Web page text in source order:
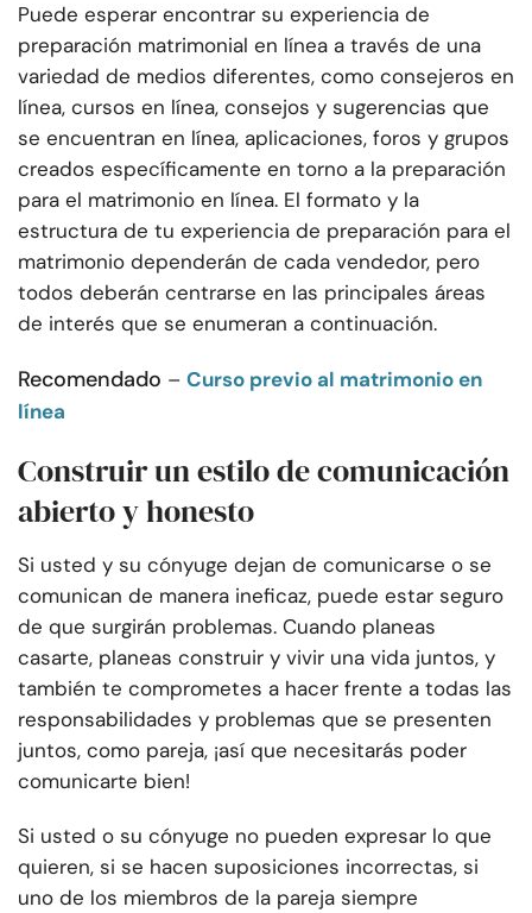
Puede esperar encontrar su experiencia de
preparación matrimonial en línea a través de una
variedad de medios diferentes, como consejeros en
línea, cursos en línea, consejos y sugerencias que
se encuentran en línea, aplicaciones, foros y grupos
creados específicamente en torno a la preparación
para el matrimonio en línea. El formato y la
estructura de tu experiencia de preparación para el
matrimonio dependerán de cada vendedor, pero
todos deberán centrarse en las principales áreas
de interés que se enumeran a continuación.
Recomendado – Curso previo al matrimonio en
línea
Construir un estilo de comunicación
abierto y honesto
Si usted y su cónyuge dejan de comunicarse o se
comunican de manera ineficaz, puede estar seguro
de que surgirán problemas. Cuando planeas
casarte, planeas construir y vivir una vida juntos, y
también te comprometes a hacer frente a todas las
responsabilidades y problemas que se presenten
juntos, como pareja, ¡así que necesitarás poder
comunicarte bien!
Si usted o su cónyuge no pueden expresar lo que
quieren, si se hacen suposiciones incorrectas, si
uno de los miembros de la pareja siempre